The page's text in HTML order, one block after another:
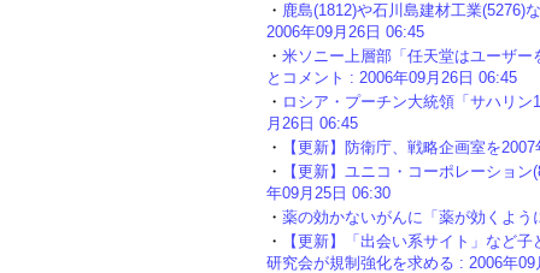
・ 鹿島(1812)や石川島建材工業(5276)
2006年09月26日 06:45
・ 米ソニー上層部「任天堂はユーザ
とコメント : 2006年09月26日 06:45
・ ロシア・プーチン大統領「サハリ
月26日 06:45
・
【更新】防衛庁、戦略企画室を
・
【更新】ユニコ・コーポレーショ
年09月25日 06:30
・ 薬の効かないがんに「薬が効くよ
・
【更新】「出会い系サイト」など
研究会が規制強化を求める : 2006年09